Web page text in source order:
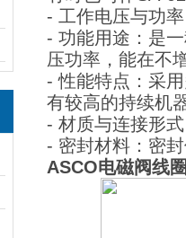
- 工作电压与功
- 功能用途：是
压功率，能在不
- 性能特点：采
有较高的持续机
- 材质与连接形
- 密封材料：密
ASCO电磁阀线